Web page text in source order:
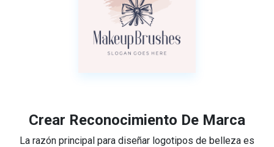
Crear Reconocimiento De Marca
La razón principal para diseñar logotipos de belleza es